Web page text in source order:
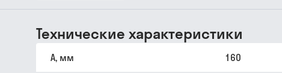
Технические характеристики
A, мм 160